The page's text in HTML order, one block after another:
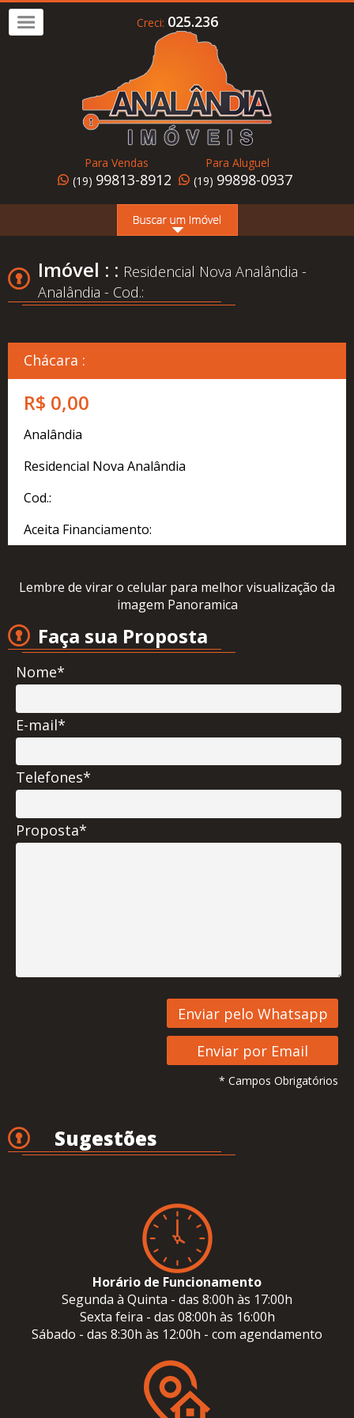
Alugar
Home
Somos
Conheça
Cadastre
Imóvel
Financeiro
Localização
Contato
Creci: 025.236
Para Vendas
(19) 99813-8912
Para Aluguel
(19) 99898-0937
Imóvel : : Residencial Nova Analândia -
Analândia - Cod.:
Chácara :
R$ 0,00
Analândia
Residencial Nova Analândia
Cod.:
Aceita Financiamento:
Lembre de virar o celular para melhor visualização da
imagem Panoramica
Faça sua Proposta
Nome*
E-mail*
Telefones*
Proposta*
* Campos Obrigatórios
Sugestões
Horário de Funcionamento
Segunda à Quinta - das 8:00h às 17:00h
Sexta feira - das 08:00h às 16:00h
Sábado - das 8:30h às 12:00h - com agendamento